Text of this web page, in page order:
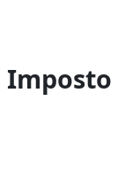
Imposto